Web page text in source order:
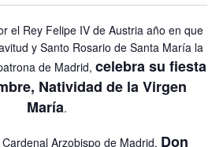
el Rey Felipe IV de Austria año en que
y Santo Rosario de Santa María la
de Madrid, celebra su fiesta
Natividad de la Virgen
María.
Arzobispo de Madrid, Don